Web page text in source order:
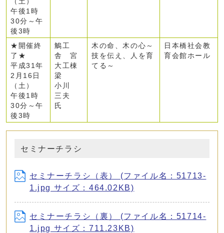
午後1時
30分～午
後3時
★開催終
了★
平成31年
2月16日
（土）
午後1時
30分～午
後3時
鵤工
舎 宮
大工棟
梁
小川
三夫
氏
木の命、木の心～
技を伝え、人を育
てる～
日本橋社会教
育会館ホール
セミナーチラシ
セミナーチラシ（表） (ファイル名：51713-
1.jpg サイズ：464.02KB)
セミナーチラシ（裏） (ファイル名：51714-
1.jpg サイズ：711.23KB)